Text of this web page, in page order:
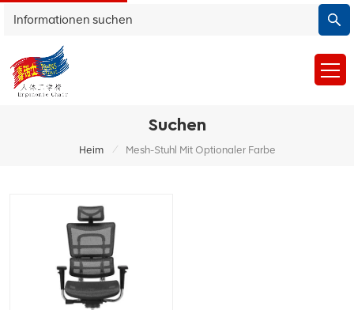
Suchen
Heim / Mesh-Stuhl Mit Optionaler Farbe